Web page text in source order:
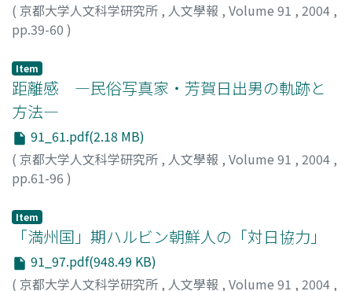
( 京都大学人文科学研究所 , 人文學報 , Volume 91 , 2004 ,
pp.39-60 )
Item
距離感 ―民俗写真家・芳賀日出男の軌跡と
方法―
91_61.pdf(2.18 MB)
( 京都大学人文科学研究所 , 人文學報 , Volume 91 , 2004 ,
pp.61-96 )
Item
「満州国」期ハルビン朝鮮人の「対日協力」
91_97.pdf(948.49 KB)
( 京都大学人文科学研究所 , 人文學報 , Volume 91 , 2004 ,